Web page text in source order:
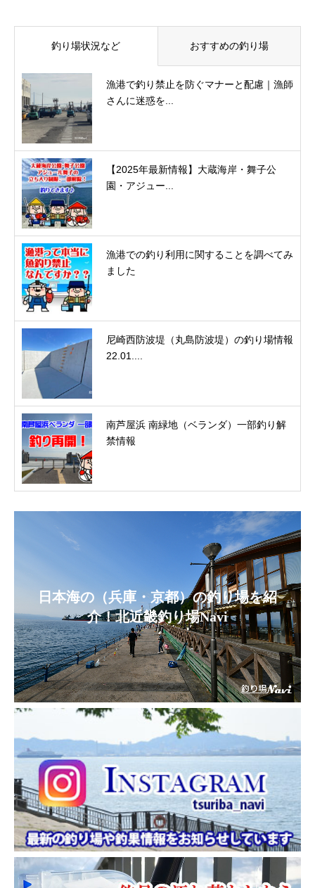
釣り場状況など おすすめの釣り場
漁港で釣り禁止を防ぐマナーと配慮｜漁師
さんに迷惑を...
【2025年最新情報】大蔵海岸・舞子公
園・アジュー...
漁港での釣り利用に関することを調べてみ
ました
尼崎西防波堤（丸島防波堤）の釣り場情報
22.01....
南芦屋浜 南緑地（ベランダ）一部釣り解
禁情報
日本海の（兵庫・京都）の釣り場を紹
介！北近畿釣り場Navi